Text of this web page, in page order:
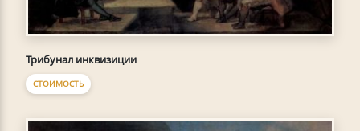
Трибунал инквизиции
СТОИМОСТЬ